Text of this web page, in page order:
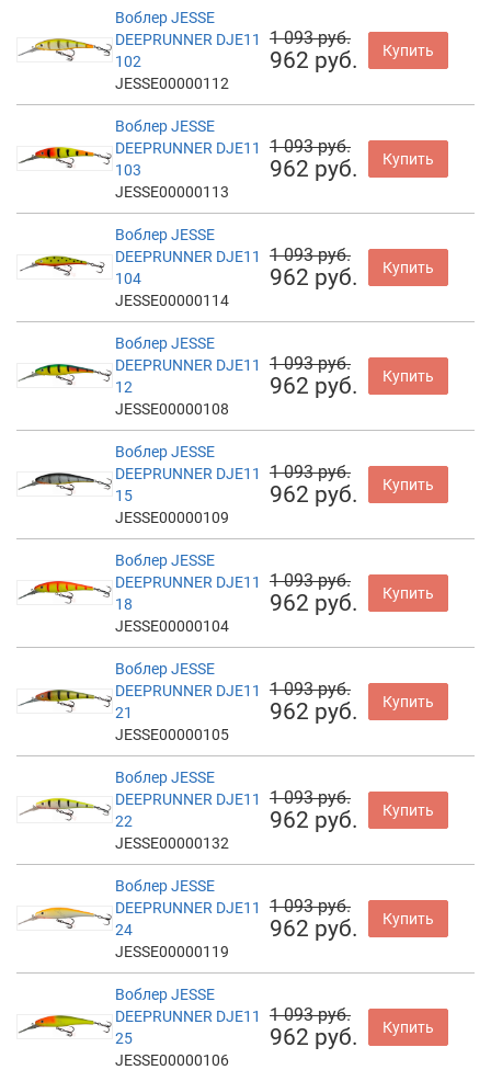
Воблер JESSE
DEEPRUNNER DJE11
102
JESSE00000112
1 093 руб.
962 руб. Купить
Воблер JESSE
DEEPRUNNER DJE11
103
JESSE00000113
1 093 руб.
962 руб. Купить
Воблер JESSE
DEEPRUNNER DJE11
104
JESSE00000114
1 093 руб.
962 руб. Купить
Воблер JESSE
DEEPRUNNER DJE11
12
JESSE00000108
1 093 руб.
962 руб. Купить
Воблер JESSE
DEEPRUNNER DJE11
15
JESSE00000109
1 093 руб.
962 руб. Купить
Воблер JESSE
DEEPRUNNER DJE11
18
JESSE00000104
1 093 руб.
962 руб. Купить
Воблер JESSE
DEEPRUNNER DJE11
21
JESSE00000105
1 093 руб.
962 руб. Купить
Воблер JESSE
DEEPRUNNER DJE11
22
JESSE00000132
1 093 руб.
962 руб. Купить
Воблер JESSE
DEEPRUNNER DJE11
24
JESSE00000119
1 093 руб.
962 руб. Купить
Воблер JESSE
DEEPRUNNER DJE11
25
JESSE00000106
1 093 руб.
962 руб. Купить